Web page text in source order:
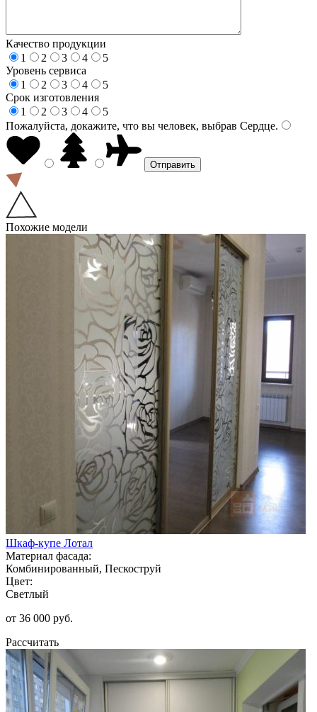
Качество продукции
1
2 3 4
5
Уровень сервиса
1
2 3 4
5
Срок изготовления
1
2 3 4
5
Пожалуйста, докажите, что вы человек, выбрав Сердце.
Похожие модели
Шкаф-купе Лотал
Материал фасада:
Комбинированный, Пескоструй
Цвет:
Светлый
от 36 000 руб.
Рассчитать